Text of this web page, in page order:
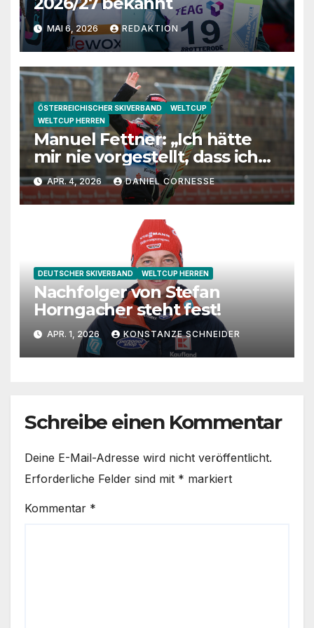
MAI 6, 2026 REDAKTION
ÖSTERREICHISCHER SKIVERBAND
WELTCUP
WELTCUP HERREN
Manuel Fettner: „Ich hätte
mir nie vorgestellt, dass ich
so lange springe“
APR. 4, 2026 DANIEL CORNESSE
DEUTSCHER SKIVERBAND WELTCUP HERREN
Nachfolger von Stefan
Horngacher steht fest!
APR. 1, 2026 KONSTANZE SCHNEIDER
Schreibe einen Kommentar
Deine E-Mail-Adresse wird nicht veröffentlicht.
Erforderliche Felder sind mit * markiert
Kommentar *